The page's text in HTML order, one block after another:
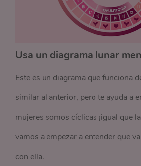
Usa un diagrama lunar
Este es un diagrama que funciona
similar al anterior, pero te ayuda a
mujeres somos cíclicas ¡igual que
vamos a empezar a entender que
con ella.